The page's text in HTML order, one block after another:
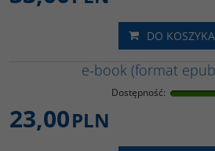
DO KOSZYKA
e-book (format
Dostępność:
23,00PLN